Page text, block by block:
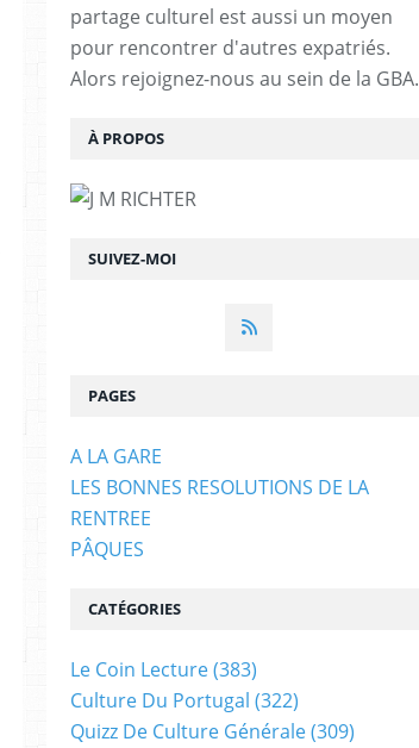
SUIVEZ-MOI
partage culturel est aussi un moyen
pour rencontrer d'autres expatriés.
Alors rejoignez-nous au sein de la GBA.
À PROPOS
PAGES
A LA GARE
LES BONNES RESOLUTIONS DE LA
RENTREE
PÂQUES
CATÉGORIES
Le Coin Lecture(383)
Culture Du Portugal (322)
Quizz De Culture Générale(309)